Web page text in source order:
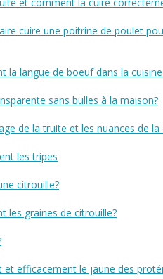
cuire une poitrine de poulet
la langue de boeuf dans la
sans bulles à la maison?
de la truite et les nuances de la
les tripes
citrouille?
les graines de citrouille?
et efficacement le jaune des